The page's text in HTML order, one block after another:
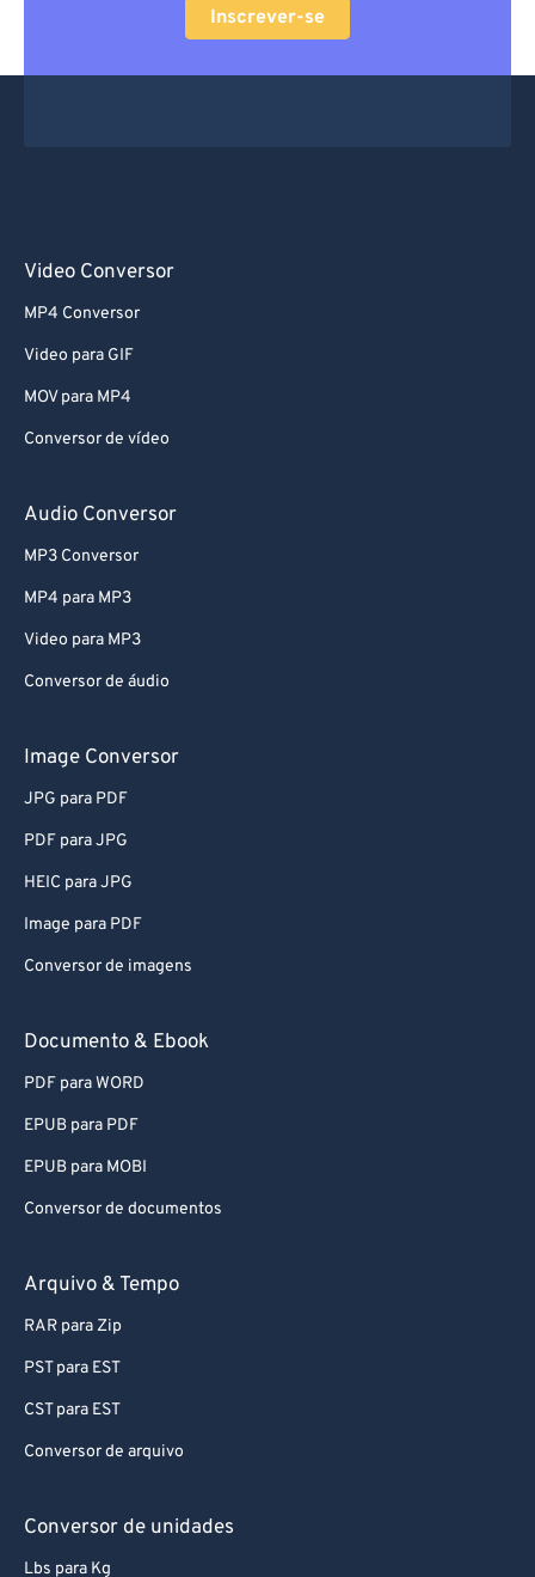
Inscrever-se
Video Conversor
MP4 Conversor
Video para GIF
MOV para MP4
Conversor de vídeo
Audio Conversor
MP3 Conversor
MP4 para MP3
Video para MP3
Conversor de áudio
Image Conversor
JPG para PDF
PDF para JPG
HEIC para JPG
Image para PDF
Conversor de imagens
Documento & Ebook
PDF para WORD
EPUB para PDF
EPUB para MOBI
Conversor de documentos
Arquivo & Tempo
RAR para Zip
PST para EST
CST para EST
Conversor de arquivo
Conversor de unidades
Lbs para Kg